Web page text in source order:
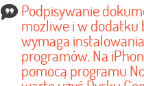
Podpisywanie
możliwe i w dodatku
wymaga
programów. Na
pomocą programu